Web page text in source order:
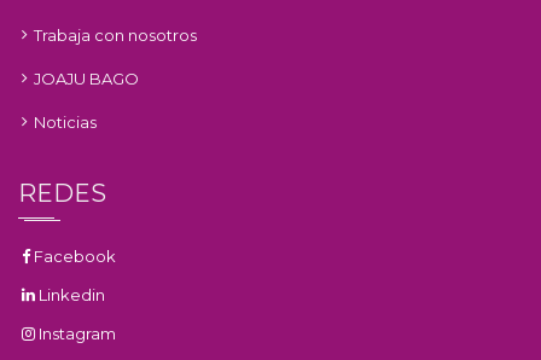
Trabaja con nosotros
JOAJU BAGO
Noticias
REDES
Facebook
Linkedin
Instagram